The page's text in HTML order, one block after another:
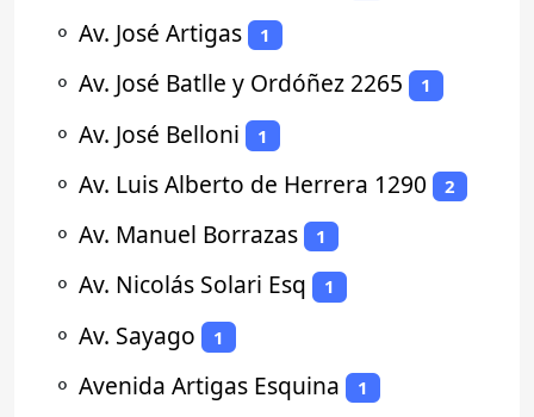
⚬ Av. José Artigas 1
⚬ Av. José Batlle y Ordóñez 2265 1
⚬ Av. José Belloni 1
⚬ Av. Luis Alberto de Herrera 1290 2
⚬ Av. Manuel Borrazas 1
⚬ Av. Nicolás Solari Esq 1
⚬ Av. Sayago 1
⚬ Avenida Artigas Esquina 1